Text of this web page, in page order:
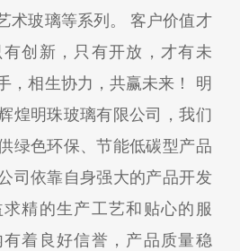
术玻璃等系列。 客户价值才
创新，只有开放，才有未
，相生协力，共赢未来！ 明
煌明珠玻璃有限公司，我们
绿色环保、节能低碳型产品
司依靠自身强大的产品开发
精的生产工艺和贴心的服
着良好信誉，产品质量稳